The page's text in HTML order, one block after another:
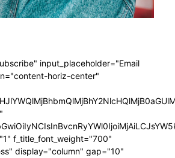
input_placeholder="Email
horiz-center"
f_title_font_weight="700"
display="column" gap="10"